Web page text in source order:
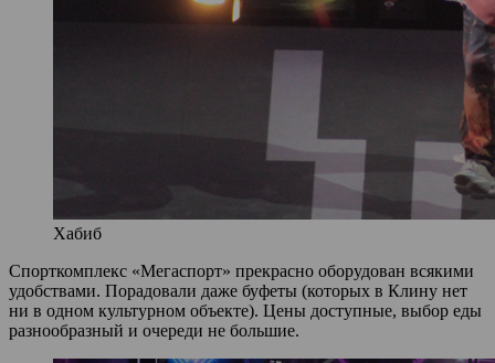
Хабиб
Спорткомплекс «Мегаспорт» прекрасно оборудован всякими
удобствами. Порадовали даже буфеты (которых в Клину нет
ни в одном культурном объекте). Цены доступные, выбор еды
разнообразный и очереди не большие.